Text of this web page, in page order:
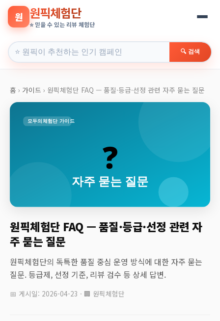
원 원픽체험단
⭐ 믿을 수 있는 리뷰 체험단
🔍 검색
홈 › 가이드 › 원픽체험단 FAQ — 품질·등급·선정 관련 자주 묻는 질문
원픽체험단 FAQ — 품질·등급·선정 관련 자
주 묻는 질문
원픽체험단의 독특한 품질 중심 운영 방식에 대한 자주 묻는
질문. 등급제, 선정 기준, 리뷰 검수 등 상세 답변.
📅 게시일: 2026-04-23 · 🏢 원픽체험단